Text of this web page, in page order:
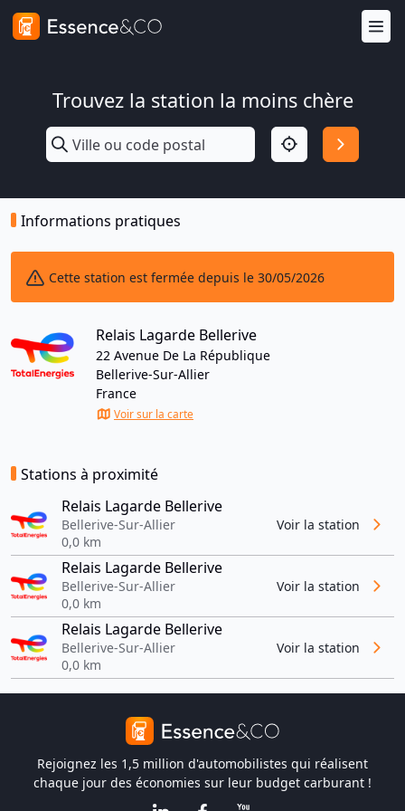
Trouvez la station la moins chère
Informations pratiques
Cette station est fermée depuis le 30/05/2026
Relais Lagarde Bellerive
22 Avenue De La République
Bellerive-Sur-Allier
France
Voir sur la carte
Stations à proximité
Relais Lagarde Bellerive
Bellerive-Sur-Allier
0,0 km
Voir la station
Relais Lagarde Bellerive
Bellerive-Sur-Allier
0,0 km
Voir la station
Relais Lagarde Bellerive
Bellerive-Sur-Allier
0,0 km
Voir la station
Rejoignez les 1,5 million d'automobilistes qui réalisent
chaque jour des économies sur leur budget carburant !